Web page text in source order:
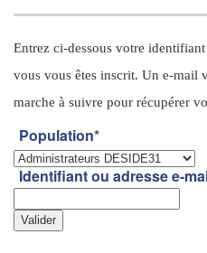
Entrez ci-dessous votre
vous vous êtes inscrit. Un e-mail
marche à suivre pour récupérer
Population*
Identifiant ou adresse e-